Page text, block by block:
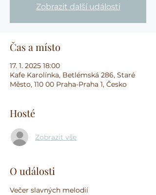
Zobrazit další události
Čas a místo
17. 1. 2025 18:00
Kafe Karolínka, Betlémská 286, Staré
Město, 110 00 Praha-Praha 1, Česko
Hosté
Zobrazit vše
O události
Večer slavných melodií